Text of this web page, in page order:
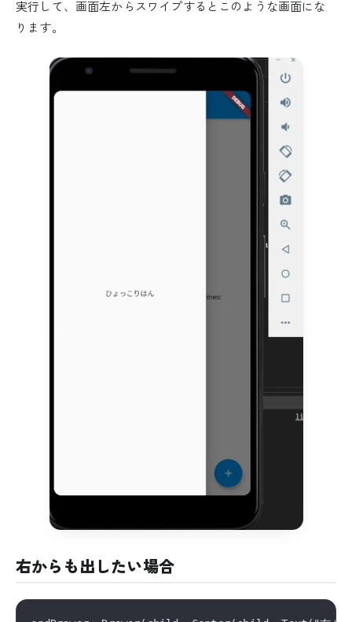
実行して、画面左からスワイプするとこのような画面にな
ります。
右からも出したい場合